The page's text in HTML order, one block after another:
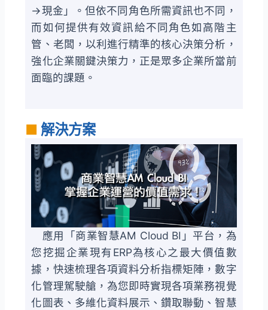
→現金」。但依不同角色所需資訊也不同，
而如何提供有效資訊給不同角色如高階主
管、老闆，以利進行精準的核心決策分析，
強化企業關鍵決策力，正是眾多企業所當前
面臨的課題。
■ 解決方案
應用「商業智慧AM Cloud BI」平台，為
您挖掘企業現有ERP為核心之最大價值數
據，快速梳理各項資料分析指標矩陣，數字
化管理駕駛艙，為您即時實現各項業務視覺
化圖表、多維化資料展示、鑽取聯動、智慧